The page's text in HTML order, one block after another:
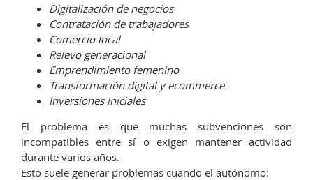
Digitalización de negocios
Contratación de trabajadores
Comercio local
Relevo generacional
Emprendimiento femenino
Transformación digital y ecommerce
Inversiones iniciales
El problema es que muchas subvenciones son
incompatibles entre sí o exigen mantener actividad
durante varios años.
Esto suele generar problemas cuando el autónomo: